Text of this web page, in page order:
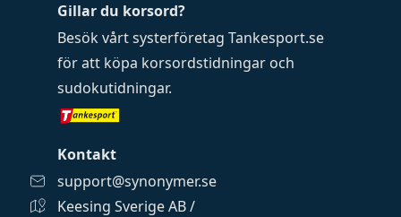
Gillar du korsord?
Besök vårt systerföretag Tankesport.se
för att köpa korsordstidningar och
sudokutidningar.
Kontakt
support@synonymer.se
Keesing Sverige AB /